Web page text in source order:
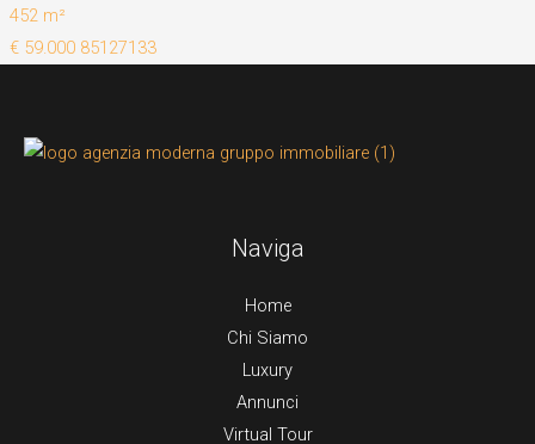
452 m²
€ 59.000 85127133
Naviga
Home
Chi Siamo
Luxury
Annunci
Virtual Tour